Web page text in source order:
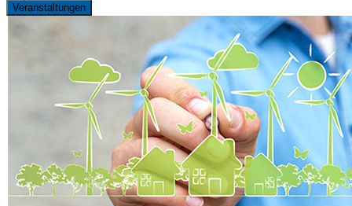
Veranstaltungen